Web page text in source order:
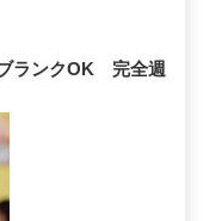
ランクOK 完全週